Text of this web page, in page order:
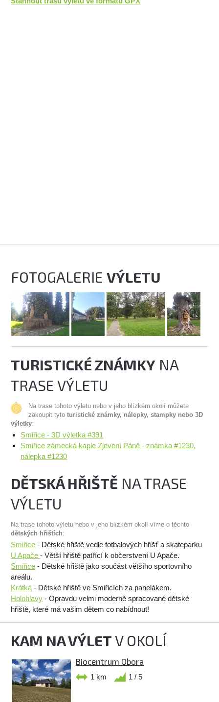
FOTOGALERIEVÝLETU
TURISTICKÉ ZNÁMKY NA
TRASE VÝLETU
Na trase tohoto výletu nebo v jeho blízkém okolí můžete
zakoupit tytoturistické známky, nálepky, stampky nebo 3D
výletky:
Smiřice - 3D výletka #391
Smiřice zámecká kaple Zjevení Páně - známka #1230,
nálepka #1230
DĚTSKÁ HŘIŠTĚ NA TRASE
VÝLETU
Na trase tohoto výletu nebo v jeho blízkém okolí víme o těchto
dětských hřištích:
Smiřice - Dětské hřiště vedle fotbalových hřišť a skateparku
U Apače- Větší hřiště patřící k občerstvení U Apače.
Smiřice - Dětské hřiště jako součást většího sportovního
areálu.
Krátká - Dětské hřiště ve Smiřicích za panelákem.
Holohlavy - Opravdu velmi moderně spracované dětské
hřiště, které má vašim dětem co nabídnout!
KAM NA VÝLETV OKOLÍ
Biocentrum Obora
1 km 1 / 5